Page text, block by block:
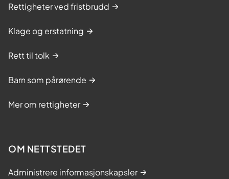
Rettigheter ved fristbrudd
Klage og erstatning
Rett til tolk
Barn som pårørende
Mer om rettigheter
OM NETTSTEDET
Administrere informasjonskapsler